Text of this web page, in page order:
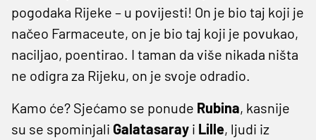
pogodaka Rijeke – u povijesti! On je bio taj koji je
načeo Farmaceute, on je bio taj koji je povukao,
naciljao, poentirao. I taman da više nikada ništa
ne odigra za Rijeku, on je svoje odradio.
Kamo će? Sjećamo se ponude Rubina, kasnije
su se spominjali Galatasaray i Lille, ljudi iz